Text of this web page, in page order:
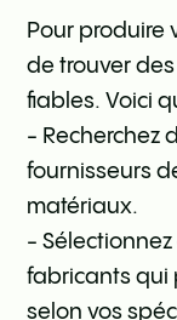
Pour produire
de trouver
fiables. Voici
- Recherchez
fournisseurs
matériaux.
-
fabricants qui
selon vos